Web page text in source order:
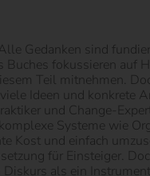
Gedanken sind
fokussieren auf
Teil mitnehmen.
Ideen und konkrete
und Change-
Systeme wie
und einfach
für Einsteiger.
als ein